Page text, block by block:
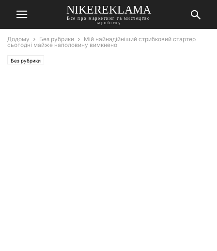
NIKEREKLAMA
Все про маркетинг та мистецтво
заробітку
Додому Без рубрики
Мій найнадійніший стрибковий стартер
сьогодні майже наполовину вимкнено
Без рубрики